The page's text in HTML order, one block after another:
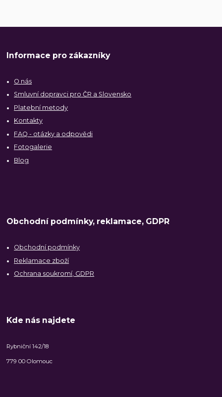
Informace pro zákazníky
O nás
Smluvní dopravci pro ČR a Slovensko
Platební metody
Kontakty
FAQ - otázky a odpovědi
Fotogalerie
Blog
Obchodní podmínky, reklamace, GDPR
Obchodní podmínky
Reklamace zboží
Ochrana soukromí, GDPR
Kde nás najdete
Rybniční 142/18
779 00 Olomouc